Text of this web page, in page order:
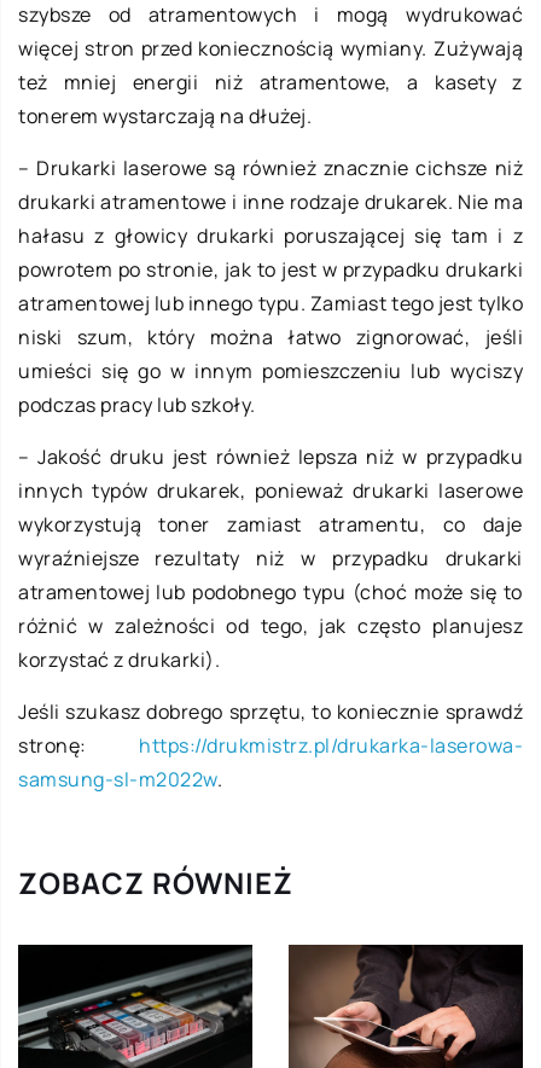
szybsze od atramentowych i mogą wydrukować
więcej stron przed koniecznością wymiany. Zużywają
też mniej energii niż atramentowe, a kasety z
tonerem wystarczają na dłużej.
– Drukarki laserowe są również znacznie cichsze niż
drukarki atramentowe i inne rodzaje drukarek. Nie ma
hałasu z głowicy drukarki poruszającej się tam i z
powrotem po stronie, jak to jest w przypadku drukarki
atramentowej lub innego typu. Zamiast tego jest tylko
niski szum, który można łatwo zignorować, jeśli
umieści się go w innym pomieszczeniu lub wyciszy
podczas pracy lub szkoły.
– Jakość druku jest również lepsza niż w przypadku
innych typów drukarek, ponieważ drukarki laserowe
wykorzystują toner zamiast atramentu, co daje
wyraźniejsze rezultaty niż w przypadku drukarki
atramentowej lub podobnego typu (choć może się to
różnić w zależności od tego, jak często planujesz
korzystać z drukarki).
Jeśli szukasz dobrego sprzętu, to koniecznie sprawdź
stronę: https://drukmistrz.pl/drukarka-laserowa-
samsung-sl-m2022w.
ZOBACZ RÓWNIEŻ